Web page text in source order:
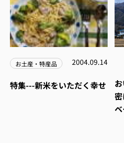
お土産・特産品 2004.09.14
特集---新米をいただく幸せ